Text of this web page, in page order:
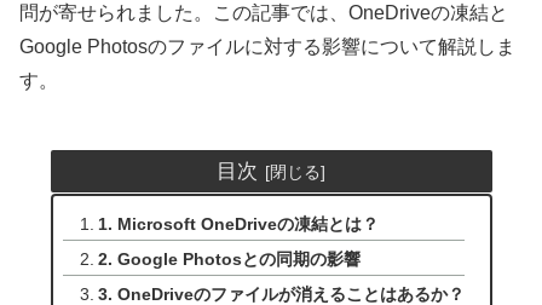
問が寄せられました。この記事では、OneDriveの凍結と
Google Photosのファイルに対する影響について解説しま
す。
目次
1. Microsoft OneDriveの凍結とは？
2. Google Photosとの同期の影響
3. OneDriveのファイルが消えることはあるか？